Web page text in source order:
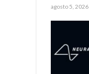
agosto 5, 2026